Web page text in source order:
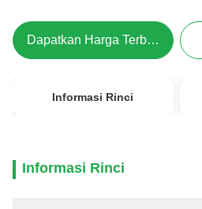
Dapatkan Harga Terbaik
Informasi Rinci
Informasi Rinci